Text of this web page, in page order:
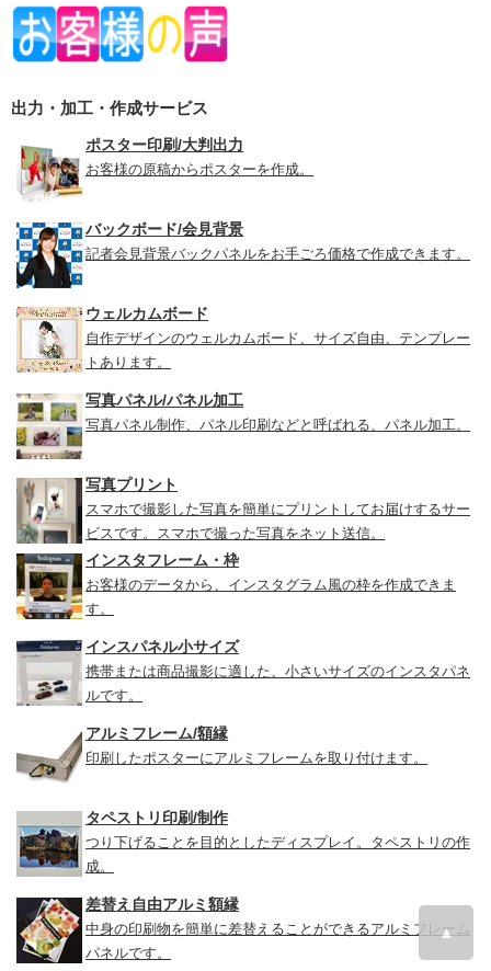
出力・加工・作成サービス
ポスター印刷/大判出力
お客様の原稿からポスターを作成。
バックボード/会見背景
記者会見背景バックパネルをお手ごろ価格で作成できます。
ウェルカムボード
自作デザインのウェルカムボード、サイズ自由、テンプレー
トあります。
写真パネル/パネル加工
写真パネル制作、パネル印刷などと呼ばれる、パネル加工。
写真プリント
スマホで撮影した写真を簡単にプリントしてお届けするサー
ビスです。スマホで撮った写真をネット送信。
インスタフレーム・枠
お客様のデータから、インスタグラム風の枠を作成できま
す。
インスパネル小サイズ
携帯または商品撮影に適した、小さいサイズのインスタパネ
ルです。
アルミフレーム/額縁
印刷したポスターにアルミフレームを取り付けます。
タペストリ印刷/制作
つり下げることを目的としたディスプレイ。タペストリの作
成。
差替え自由アルミ額縁
中身の印刷物を簡単に差替えることができるアルミフレーム
パネルです。
▲